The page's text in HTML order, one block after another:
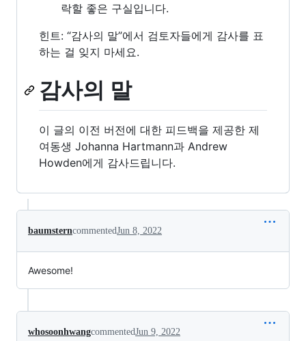
락할 좋은 구실입니다.
힌트: “감사의 말”에서 검토자들에게 감사를 표
하는 걸 잊지 마세요.
감사의 말
이 글의 이전 버전에 대한 피드백을 제공한 제
여동생 Johanna Hartmann과 Andrew
Howden에게 감사드립니다.
baumsterncommentedJun 8, 2022
Awesome!
whosoonhwangcommentedJun 9, 2022